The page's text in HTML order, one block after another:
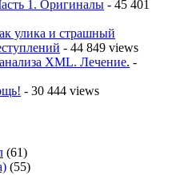
1. Оригиналы - 45 401
улика и страшный
- 44 849 views
XML. Лечение. -
- 30 444 views
(61)
(55)